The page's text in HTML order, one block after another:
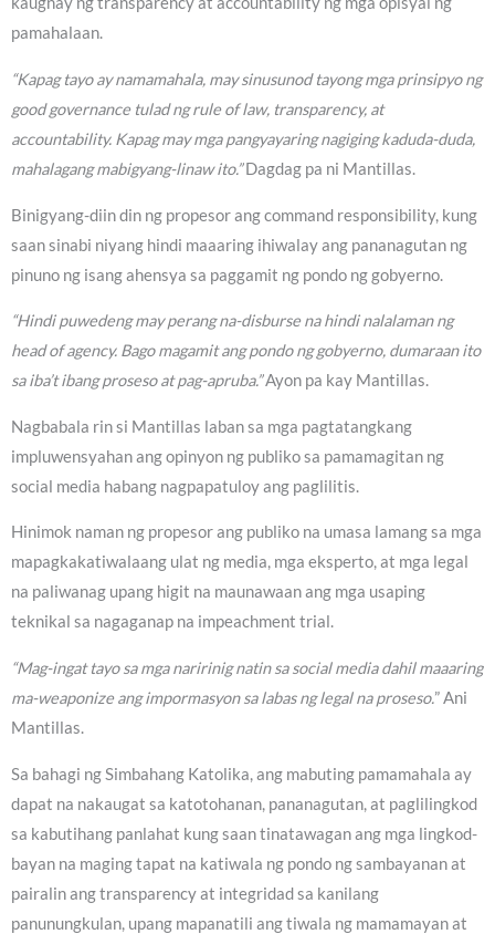
pamahalaan.
“Kapag tayo ay namamahala, may sinusunod tayong mga prinsipyo ng
good governance tulad ng rule of law, transparency, at
accountability. Kapag may mga pangyayaring nagiging kaduda-duda,
mahalagang mabigyang-linaw ito.”Dagdag pa ni Mantillas.
Binigyang-diin din ng propesor ang command responsibility, kung
saan sinabi niyang hindi maaaring ihiwalay ang pananagutan ng
pinuno ng isang ahensya sa paggamit ng pondo ng gobyerno.
“Hindi puwedeng may perang na-disburse na hindi nalalaman ng
head of agency. Bago magamit ang pondo ng gobyerno, dumaraan ito
sa iba’t ibang proseso at pag-apruba.”Ayon pa kay Mantillas.
Nagbabala rin si Mantillas laban sa mga pagtatangkang
impluwensyahan ang opinyon ng publiko sa pamamagitan ng
social media habang nagpapatuloy ang paglilitis.
Hinimok naman ng propesor ang publiko na umasa lamang sa mga
mapagkakatiwalaang ulat ng media, mga eksperto, at mga legal
na paliwanag upang higit na maunawaan ang mga usaping
teknikal sa nagaganap na impeachment trial.
“Mag-ingat tayo sa mga naririnig natin sa social media dahil maaaring
ma-weaponize ang impormasyon sa labas ng legal na proseso.” Ani
Mantillas.
Sa bahagi ng Simbahang Katolika, ang mabuting pamamahala ay
dapat na nakaugat sa katotohanan, pananagutan, at paglilingkod
sa kabutihang panlahat kung saan tinatawagan ang mga lingkod-
bayan na maging tapat na katiwala ng pondo ng sambayanan at
pairalin ang transparency at integridad sa kanilang
panunungkulan, upang mapanatili ang tiwala ng mamamayan at